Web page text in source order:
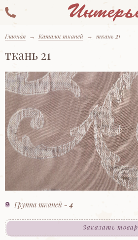
Главная → Каталог тканей → ткань 21
ткань 21
Группа тканей -4
Заказать товар